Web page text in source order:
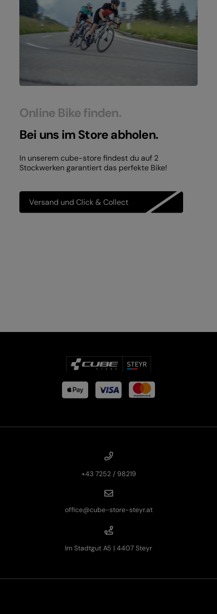
Online Bike finden.
Bei uns im Store abholen.
In unserem cube-store findest du auf 2
Stockwerken garantiert das perfekte Bike!
Versand und Click & Collect
+43 7252 / 98219
office@cube-store-steyr.at
Im Stadtgut A5 | 4407 Steyr